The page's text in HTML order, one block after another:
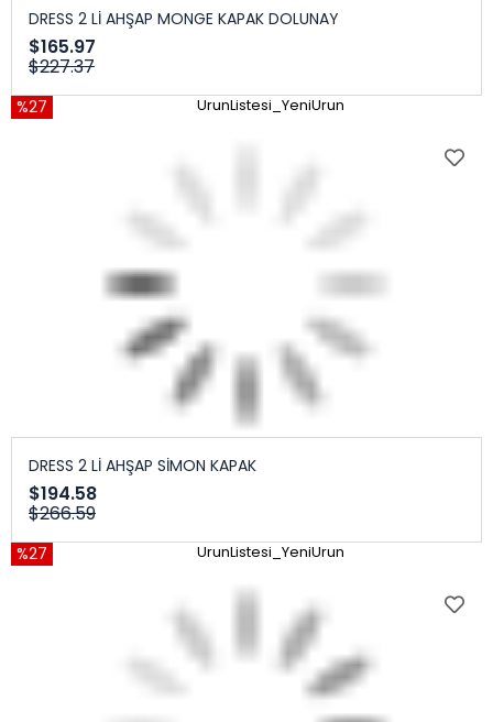
DRESS 2 Lİ AHŞAP MONGE KAPAK DOLUNAY
$165.97
$227.37
%27 UrunListesi_YeniUrun
DRESS 2 Lİ AHŞAP SİMON KAPAK
$194.58
$266.59
%27 UrunListesi_YeniUrun